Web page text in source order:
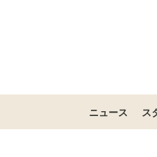
ニュース ス